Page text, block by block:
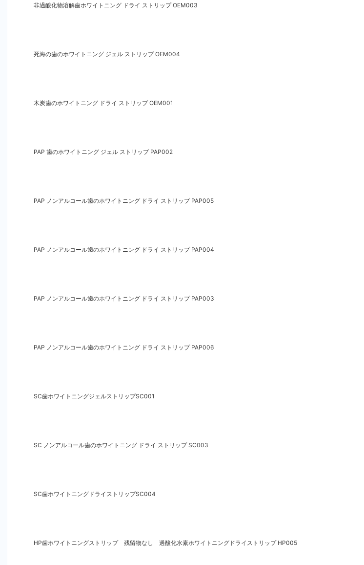
非過酸化物溶解歯ホワイトニング ドライ ストリップ OEM003
死海の歯のホワイトニング ジェル ストリップ OEM004
木炭歯のホワイトニング ドライ ストリップ OEM001
PAP 歯のホワイトニング ジェル ストリップ PAP002
PAP ノンアルコール歯のホワイトニング ドライ ストリップ PAP005
PAP ノンアルコール歯のホワイトニング ドライ ストリップ PAP004
PAP ノンアルコール歯のホワイトニング ドライ ストリップ PAP003
PAP ノンアルコール歯のホワイトニング ドライ ストリップ PAP006
SC歯ホワイトニングジェルストリップSC001
SC ノンアルコール歯のホワイトニング ドライ ストリップ SC003
SC歯ホワイトニングドライストリップSC004
HP歯ホワイトニングストリップ 残留物なし 過酸化水素ホワイトニングドライストリップ HP005